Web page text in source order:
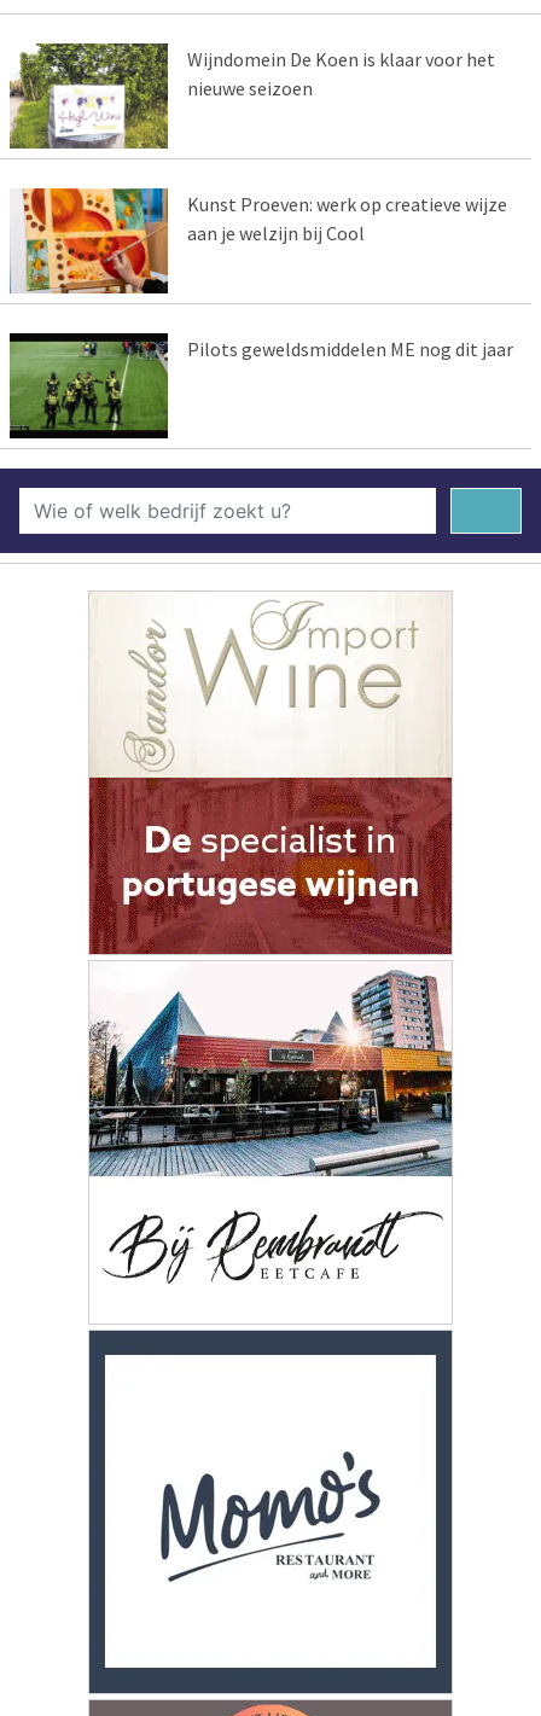
Wijndomein De Koen is klaar voor het
nieuwe seizoen
Kunst Proeven: werk op creatieve wijze
aan je welzijn bij Cool
Pilots geweldsmiddelen ME nog dit jaar